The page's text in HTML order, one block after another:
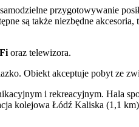
przygotowywanie
są także niezbędne
oraz telewizora.
Obiekt akceptuje pobyt ze
i rekreacyjnym. Hala
kolejowa Łódź Kaliska (1,1
do łódzkiego ZOO z Orientarium.